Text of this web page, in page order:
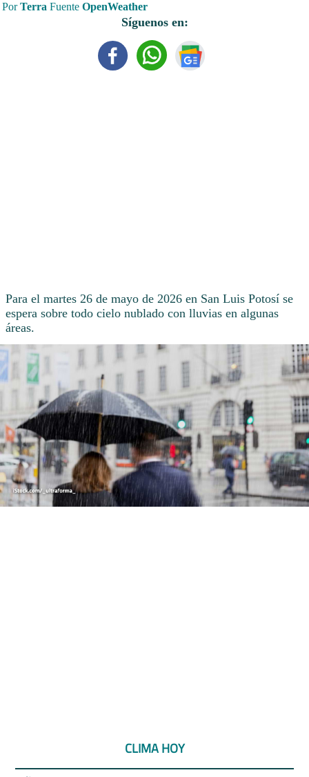
PorTerra Fuente OpenWeather
Síguenos en:
Para el martes 26 de mayo de 2026 en San Luis Potosí se
espera sobre todo cielo nublado con lluvias en algunas
áreas.
CLIMA HOY